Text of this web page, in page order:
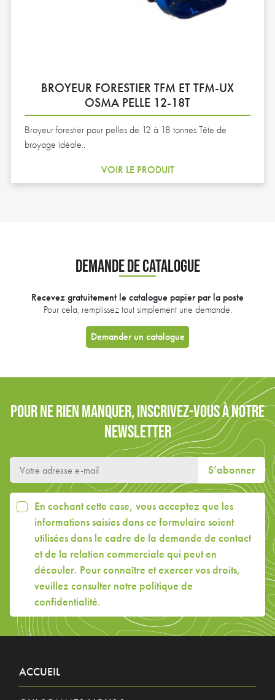
BROYEUR FORESTIER TFM ET TFM-UX
OSMA PELLE 12-18T
Broyeur forestier pour pelles de 12 à 18 tonnes Tête de
broyage idéale..
VOIR LE PRODUIT
DEMANDE DE CATALOGUE
Recevez gratuitement le catalogue papier par la poste
Pour cela, remplissez tout simplement une demande.
Demander un catalogue
POUR NE RIEN MANQUER, INSCRIVEZ-VOUS À NOTRE
NEWSLETTER
S’abonner
En cochant cette case, vous acceptez que les
informations saisies dans ce formulaire soient
utilisées dans le cadre de la demande de contact
et de la relation commerciale qui peut en
découler. Pour connaître et exercer vos droits,
veuillez consulter notre politique de
confidentialité.
ACCUEIL